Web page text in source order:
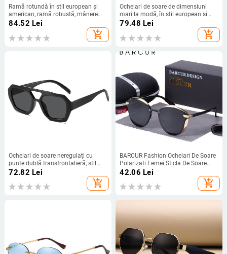
Ramă rotundă în stil european și
american, ramă robustă, mânere
metalice rotunde retro moderne,
ochelari de soare noi pentru femei
84.52 Lei
add_shopping_cart
Ochelari de soare de dimensiuni
mari la modă, în stil european și
american, ochelari de soare pătrați
ajurati pentru femei cu picioare
largi, ochelari transfrontalieri pentru
79.48 Lei
add_shopping_cart
Ochelari de soare neregulați cu
punte dublă transfrontalieră, stil
european și american, ochelari de
soare populari și la modă, ochelari
de soare unici
72.82 Lei
add_shopping_cart
BARCUR Fashion Ochelari De Soare
Polarizați Femei Sticla De Soare
Rotunzi Ladies Lunette De Soleil
42.06 Lei
add_shopping_cart